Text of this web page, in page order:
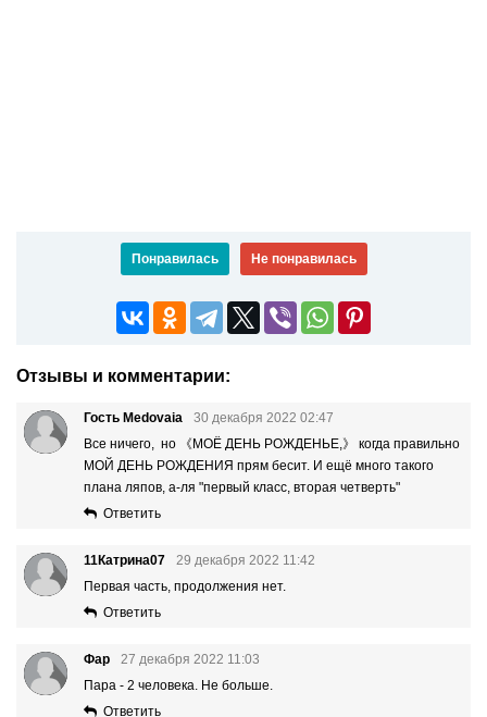
Понравилась Не понравилась
Отзывы и комментарии:
Гость Medovaia
30 декабря 2022 02:47
Все ничего, но 《МОЁ ДЕНЬ РОЖДЕНЬЕ,》 когда правильно
МОЙ ДЕНЬ РОЖДЕНИЯ прям бесит. И ещё много такого
плана ляпов, а-ля "первый класс, вторая четверть"
Ответить
11Катрина07
29 декабря 2022 11:42
Первая часть, продолжения нет.
Ответить
Фар
27 декабря 2022 11:03
Пара - 2 человека. Не больше.
Ответить